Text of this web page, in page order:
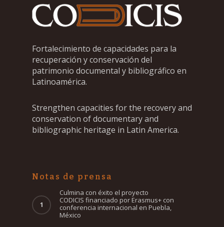
Fortalecimiento de capacidades para la
recuperación y conservación del
patrimonio documental y bibliográfico en
Latinoamérica.
Strengthen capacities for the recovery and
conservation of documentary and
bibliographic heritage in Latin America.
Notas de prensa
Culmina con éxito el proyecto
CODICIS financiado por Erasmus+ con
conferencia internacional en Puebla,
México